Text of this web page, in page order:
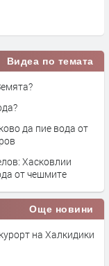
Видеа по темата
да пие вода от
Хасковлии
от чешмите
Още новини
на Халкидики